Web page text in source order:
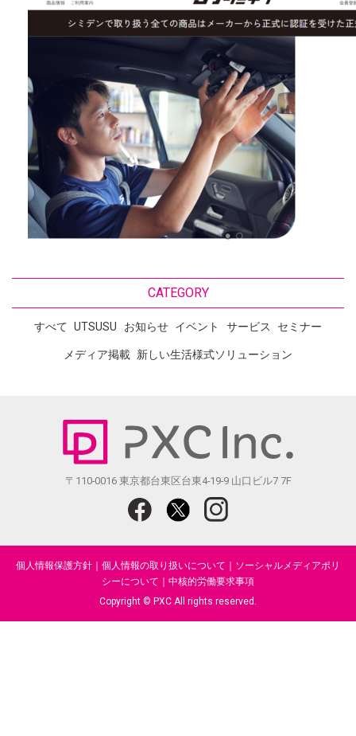
CATEGORY
すべて UTSUSU お知らせ イベント サービス セミナー
メディア掲載 新しい生活様式ソリューション
〒110-0016 東京都台東区台東4-19-9 山口ビル7 7F
個人情報保護方針 個人情報の取り扱いについて
ソーシャルメディアポリ
シーについて
中核的労働要求事項
Copyright © PXC All rights reserved.